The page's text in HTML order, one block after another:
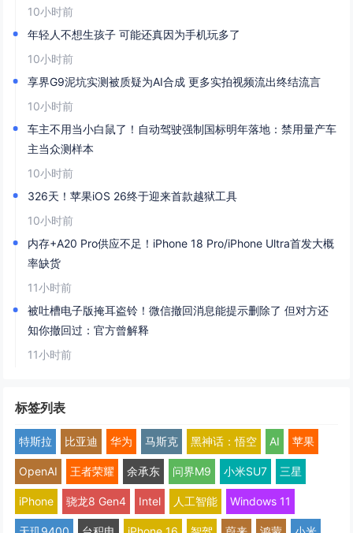
10小时前
年轻人不想生孩子 可能还真因为手机玩多了
10小时前
享界G9泥坑实测被质疑为AI合成 更多实拍视频流出终结流言
10小时前
车主不用当小白鼠了！自动驾驶强制国标明年落地：禁用量产车
主当众测样本
10小时前
326天！苹果iOS 26终于迎来首款越狱工具
10小时前
内存+A20 Pro供应不足！iPhone 18 Pro/iPhone Ultra首发大概
率缺货
11小时前
被吐槽电子版掩耳盗铃！微信撤回消息能提示删除了 但对方还
知你撤回过：官方曾解释
11小时前
标签列表
特斯拉 比亚迪 华为 马斯克 黑神话：悟空 AI 苹果
OpenAI 王者荣耀 余承东 问界M9 小米SU7 三星
iPhone 骁龙8 Gen4 Intel 人工智能 Windows 11